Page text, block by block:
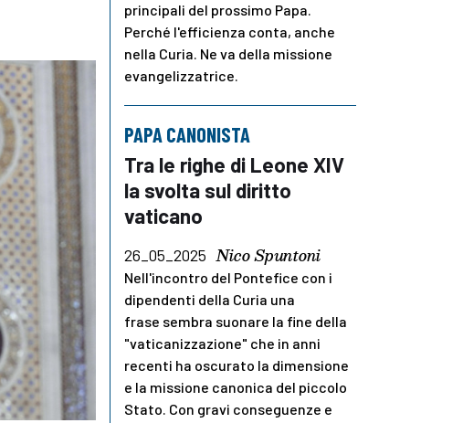
principali del prossimo Papa.
Perché l'efficienza conta, anche
nella Curia. Ne va della missione
evangelizzatrice.
PAPA CANONISTA
Tra le righe di Leone XIV
la svolta sul diritto
vaticano
26_05_2025 Nico Spuntoni
Nell'incontro del Pontefice con i
dipendenti della Curia una
frase sembra suonare la fine della
"vaticanizzazione" che in anni
recenti ha oscurato la dimensione
e la missione canonica del piccolo
Stato. Con gravi conseguenze e